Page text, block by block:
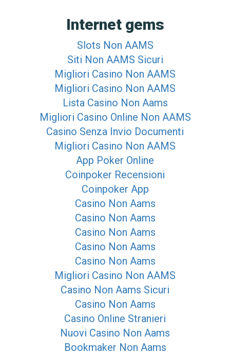
Internet gems
Slots Non AAMS
Siti Non AAMS Sicuri
Migliori Casino Non AAMS
Migliori Casino Non AAMS
Lista Casino Non Aams
Migliori Casino Online Non AAMS
Casino Senza Invio Documenti
Migliori Casino Non AAMS
App Poker Online
Coinpoker Recensioni
Coinpoker App
Casino Non Aams
Casino Non Aams
Casino Non Aams
Casino Non Aams
Casino Non Aams
Migliori Casino Non AAMS
Casino Non Aams Sicuri
Casino Non Aams
Casino Online Stranieri
Nuovi Casino Non Aams
Bookmaker Non Aams